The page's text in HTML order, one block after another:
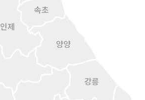
강릉
속초
양양
인제